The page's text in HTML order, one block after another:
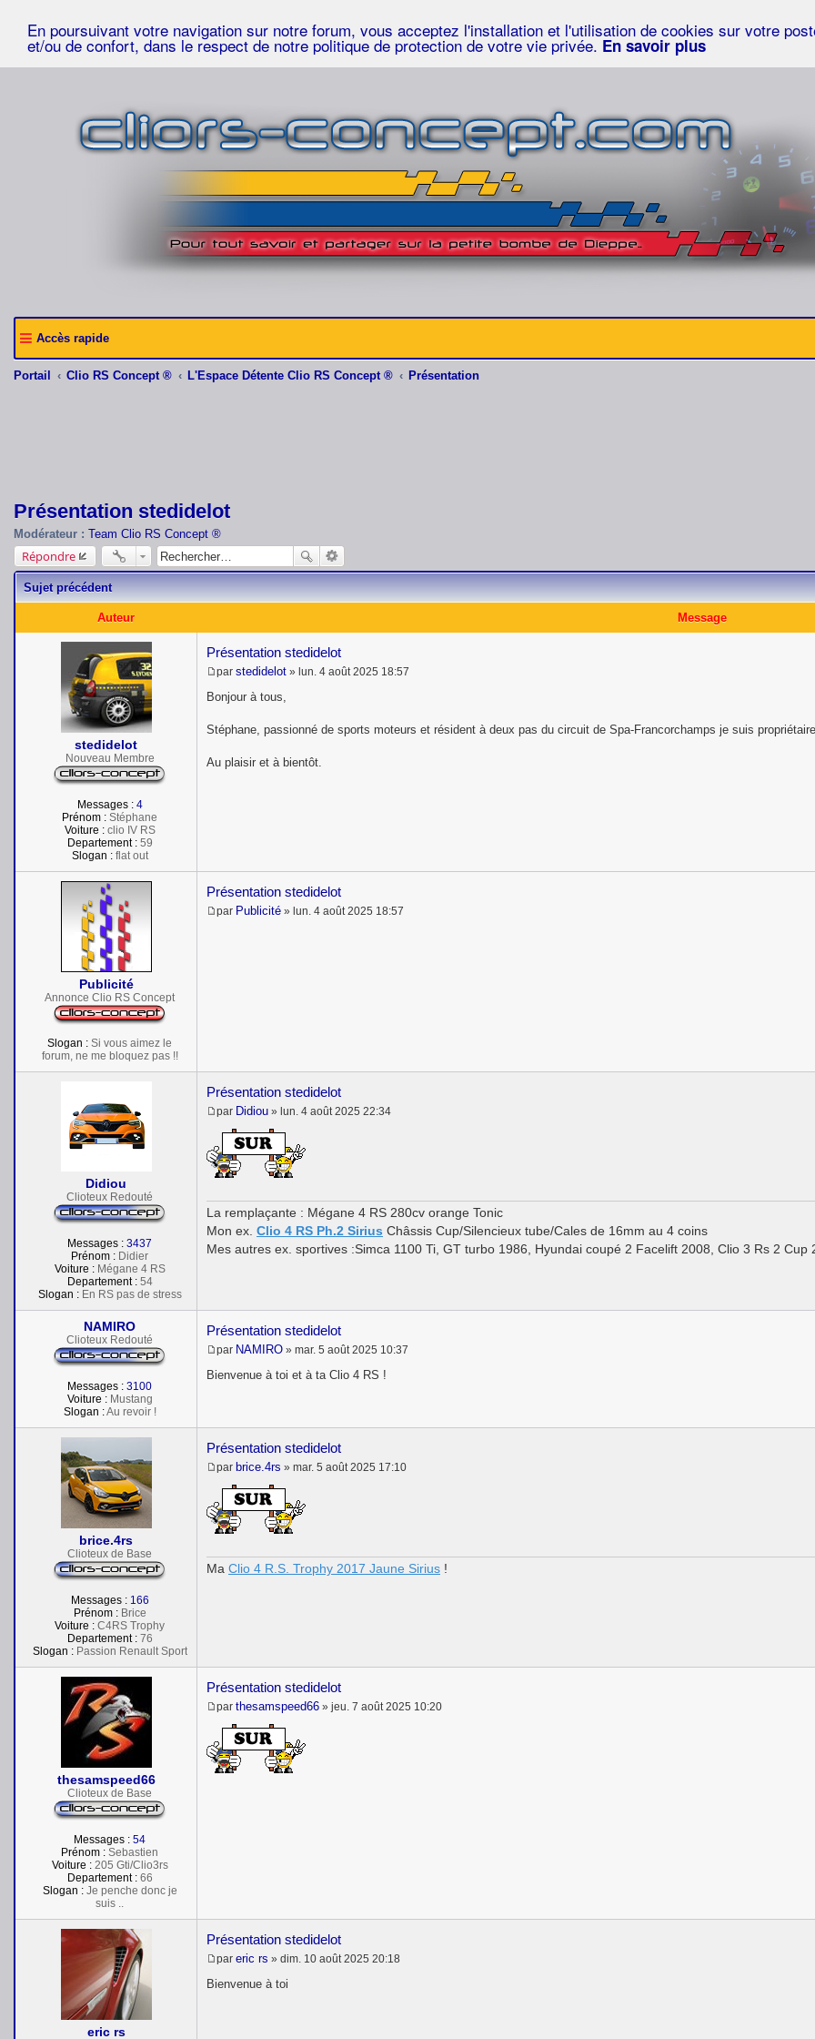
En poursuivant votre navigation sur notre forum, vous acceptez l'installation et l'utilisation de cookies sur votre
et/ou de confort, dans le respect de notre politique de protection de votre vie privée. En savoir plus
Accès rapide
Portail Clio RS Concept ® L'Espace Détente Clio RS Concept ® Présentation
Présentation stedidelot
Modérateur : Team Clio RS Concept ®
Répondre
Sujet précédent
Auteur Message
stedidelot
Nouveau Membre
Messages : 4
Prénom : Stéphane
Voiture :clio IV RS
Departement :59
Slogan :flat out
Présentation stedidelot
M
e
a
e
par stedidelot » lun. 4 août 2025 18:57
Bonjour à tous,
Stéphane, passionné de sports moteurs et résident à deux pas du circuit de Spa-Francorchamps je suis
Au plaisir et à bientôt.
Publicité
Annonce Clio RS Concept
Slogan : Si vous aimez le
forum, ne me bloquez pas !!
Présentation stedidelot
M
par Publicité » lun. 4 août 2025 18:57
Didiou
Clioteux Redouté
Messages : 3437
Prénom : Didier
Voiture :Mégane 4 RS
Departement :54
Slogan :En RS pas de stress
Présentation stedidelot
M
e
s
s
a
e
par Didiou » lun. 4 août 2025 22:34
La remplaçante : Mégane 4 RS 280cv orange Tonic
Mon ex. Clio 4 RS Ph.2 Sirius Châssis Cup/Silencieux tube/Cales de 16mm au 4 coins
Mes autres ex. sportives :Simca 1100 Ti, GT turbo 1986, Hyundai coupé 2 Facelift 2008, Clio 3 Rs 2 Cup
NAMIRO
Clioteux Redouté
Messages : 3100
Voiture :Mustang
Slogan :Au revoir !
Présentation stedidelot
M
e
par NAMIRO » mar. 5 août 2025 10:37
Bienvenue à toi et à ta Clio 4 RS !
brice.4rs
Clioteux de Base
Messages : 166
Prénom :Brice
Voiture : C4RS Trophy
Departement :76
Slogan :Passion Renault Sport
Présentation stedidelot
M
e
s
s
a
e
par brice.4rs » mar. 5 août 2025 17:10
Ma Clio 4 R.S. Trophy 2017 Jaune Sirius !
thesamspeed66
Clioteux de Base
Messages : 54
Prénom : Sebastien
Voiture :205 Gti/Clio3rs
Departement :66
Slogan :Je penche donc je
suis ..
Présentation stedidelot
M
e
s
s
a
par thesamspeed66 » jeu. 7 août 2025 10:20
eric rs
Présentation stedidelot
M
e
par eric rs » dim. 10 août 2025 20:18
Bienvenue à toi